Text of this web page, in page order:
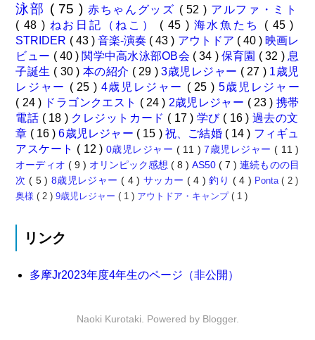
泳部 ( 75 ) 赤ちゃんグッズ ( 52 ) アルファ・ミト
( 48 ) ねお日記（ねこ） ( 45 ) 海水魚たち ( 45 )
STRIDER ( 43 ) 音楽-演奏 ( 43 ) アウトドア ( 40 ) 映画レ
ビュー ( 40 ) 関学中高水泳部OB会 ( 34 ) 保育園 ( 32 ) 息
子誕生 ( 30 ) 本の紹介 ( 29 )3歳児レジャー ( 27 ) 1歳児
レジャー ( 25 ) 4歳児レジャー ( 25 ) 5歳児レジャー
( 24 ) ドラゴンクエスト ( 24 ) 2歳児レジャー ( 23 ) 携帯
電話 ( 18 ) クレジットカード ( 17 ) 学び ( 16 ) 過去の文
章 ( 16 )6歳児レジャー ( 15 ) 祝、ご結婚 ( 14 ) フィギュ
アスケート ( 12 ) 0歳児レジャー ( 11 )7歳児レジャー( 11 )
オーディオ ( 9 ) オリンピック感想( 8 )AS50( 7 )連続ものの目
次( 5 ) 8歳児レジャー( 4 ) サッカー ( 4 )釣り ( 4 ) Ponta( 2 )
奥様( 2 )9歳児レジャー( 1 ) アウトドア・キャンプ( 1 )
リンク
多摩Jr2023年度4年生のページ（非公開）
Naoki Kurotaki. Powered by Blogger.